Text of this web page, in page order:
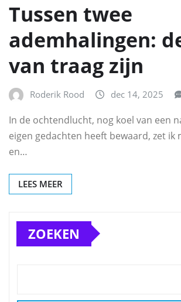
Tussen twee
ademhalingen:
van traag zijn
Roderik Rood dec 14, 2025
In de ochtendlucht, nog koel van een
eigen gedachten heeft bewaard, zet ik
en…
LEES MEER
ZOEKEN